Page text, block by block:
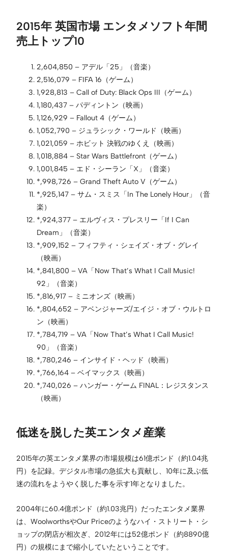
2015年 英国市場 エンタメソフト年間
売上トップ10
2,604,850 – アデル「25」（音楽）
2,516,079 – FIFA 16（ゲーム）
1,928,813 – Call of Duty: Black Ops III（ゲーム）
1,180,437 – パディントン（映画）
1,126,929 – Fallout 4（ゲーム）
1,052,790 – ジュラシック・ワールド（映画）
1,021,059 – ホビット 決戦のゆくえ（映画）
1,018,884 – Star Wars Battlefront（ゲーム）
1,001,845 – エド・シーラン「X」（音楽）
*,998,726 – Grand Theft Auto V（ゲーム）
*,925,147 – サム・スミス「In The Lonely Hour」（音
楽）
*,924,377 – エルヴィス・プレスリー「If I Can
Dream」（音楽）
*,909,152 – フィフティ・シェイズ・オブ・グレイ
（映画）
*,841,800 – VA「Now That’s What I Call Music!
92」（音楽）
*,816,917 – ミニオンズ（映画）
*,804,652 – アベンジャーズ/エイジ・オブ・ウルトロ
ン（映画）
*,784,719 – VA「Now That’s What I Call Music!
90」（音楽）
*,780,246 – インサイド・ヘッド（映画）
*,766,164 – ベイマックス（映画）
*,740,026 – ハンガー・ゲーム FINAL：レジスタンス
（映画）
低迷を脱した英エンタメ産業
2015年の英エンタメ業界の市場規模は61億ポンド（約1.04兆
円）を記録。デジタル市場の急拡大も貢献し、10年に及ぶ低
迷の流れをようやく脱した事を示す1年となりました。
2004年に60.4億ポンド（約1.03兆円）だったエンタメ業界
は、WoolworthsやOur Priceのようなハイ・ストリート・シ
ョップの閉店が相次ぎ、2012年には52億ポンド（約8890億
円）の規模にまで縮小していたということです。